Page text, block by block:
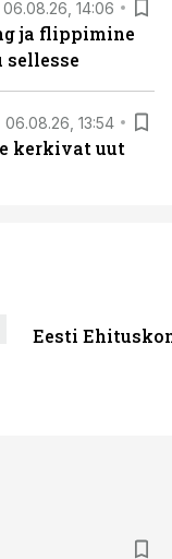
06.08.26, 14:06
ja flippimine
sellesse
06.08.26, 13:54
kerkivat uut
Eesti